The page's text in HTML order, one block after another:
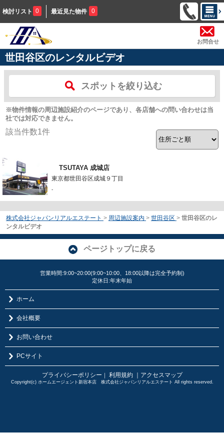
検討リスト 0 最近見た物件 0
お問合せ
世田谷区のレンタルビデオ
スポットを絞り込む
※物件情報の周辺施設紹介のページであり、各店舗への問い合わせは当
社では対応できません。
該当件数1件
TSUTAYA 成城店
東京都世田谷区成城９丁目
-
株式会社ジャパンリアルエステート > 周辺施設案内 > 世田谷区 > 世田谷区のレ
ンタルビデオ
ページトップに戻る
営業時間:9:00~20:00(9:00~10:00、18:00以降は完全予約制)
定休日:年末年始
ホーム
会社概要
お問い合わせ
PCサイト
プライバシーポリシー ｜ 利用規約 ｜アクセスマップ
Copyright(c) ホームエージェント新宿本店 株式会社ジャパンリアルエステート All rights reserved.